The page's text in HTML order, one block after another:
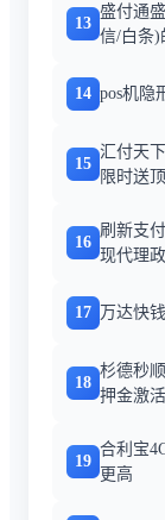
13
盛付通
信/白条)
14 pos机隐
15
汇付天
限时送
16
刷新支
现代理
17 万达快
18
杉德秒
押金激
19
合利宝
更高